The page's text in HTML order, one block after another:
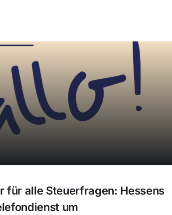
für alle Steuerfragen: Hessens
um